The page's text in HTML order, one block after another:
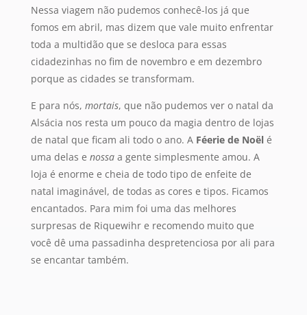
Nessa viagem não pudemos conhecê-los já que
fomos em abril, mas dizem que vale muito enfrentar
toda a multidão que se desloca para essas
cidadezinhas no fim de novembro e em dezembro
porque as cidades se transformam.
E para nós, mortais, que não pudemos ver o natal da
Alsácia nos resta um pouco da magia dentro de lojas
de natal que ficam ali todo o ano. A Féerie de Noëlé
uma delas e nossaa gente simplesmente amou. A
loja é enorme e cheia de todo tipo de enfeite de
natal imaginável, de todas as cores e tipos. Ficamos
encantados. Para mim foi uma das melhores
surpresas de Riquewihr e recomendo muito que
você dê uma passadinha despretenciosa por ali para
se encantar também.